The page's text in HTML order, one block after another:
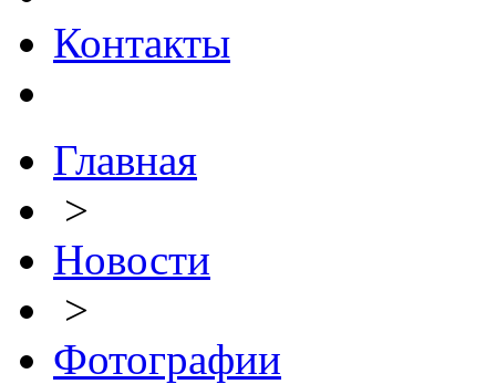
Контакты
Главная
>
Новости
>
Фотографии